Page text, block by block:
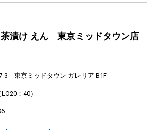
漬け えん 東京ミッドタウン店
3 東京ミッドタウン ガレリア B1F
：40）